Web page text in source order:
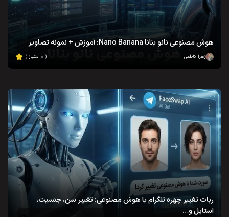
هوش مصنوعی نانو بنانا Nano Banana: آموزش + نمونه تصاویر
زهرا کاظمی ( ۰ امتیاز )
ربات تغییر چهره تلگرام با هوش مصنوعی: تغییر سن، جنسیت،
استایل و…